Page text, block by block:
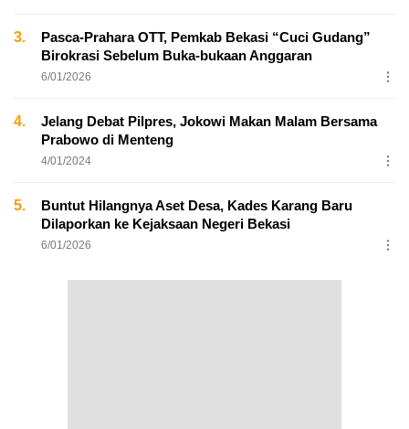
3.
Pasca-Prahara OTT, Pemkab Bekasi “Cuci Gudang”
Birokrasi Sebelum Buka-bukaan Anggaran
6/01/2026
4.
Jelang Debat Pilpres, Jokowi Makan Malam Bersama
Prabowo di Menteng
4/01/2024
5.
Buntut Hilangnya Aset Desa, Kades Karang Baru
Dilaporkan ke Kejaksaan Negeri Bekasi
6/01/2026